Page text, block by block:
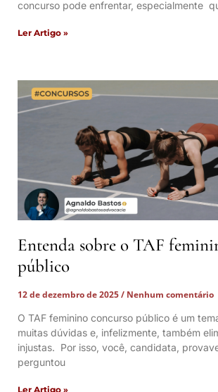
concurso pode enfrentar, especialmente
Ler Artigo »
Entenda sobre o TAF
público
12 de dezembro de 2025
Nenhum comentário
O TAF feminino concurso público é um
muitas dúvidas e, infelizmente, também
injustas. Por isso, você, candidata,
perguntou
Ler Artigo »